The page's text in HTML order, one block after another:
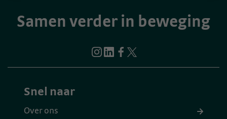
Samen verder in beweging
Snel naar
Over ons